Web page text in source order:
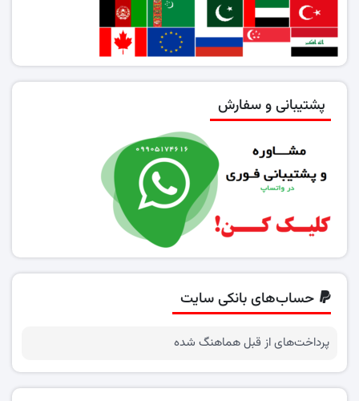
پشتیبانی و سفارش
حساب‌های بانکی سایت
پرداخت‌های از قبل هماهنگ شده